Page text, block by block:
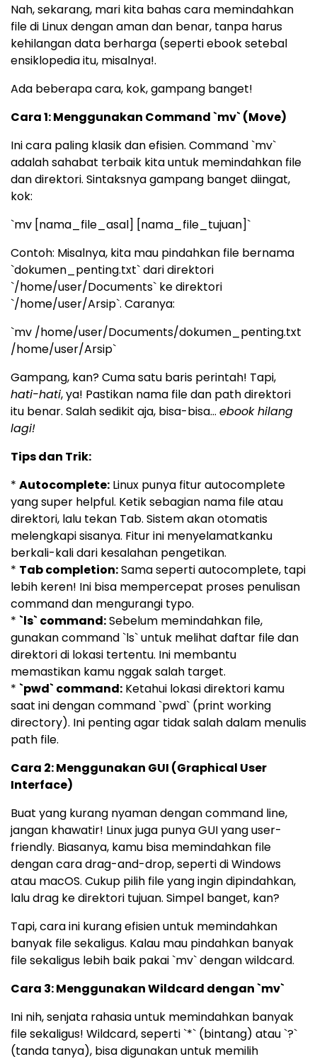
Nah, sekarang, mari kita bahas cara memindahkan
file di Linux dengan aman dan benar, tanpa harus
kehilangan data berharga (seperti ebook setebal
ensiklopedia itu, misalnya!.
Ada beberapa cara, kok, gampang banget!
Cara 1: Menggunakan Command `mv` (Move)
Ini cara paling klasik dan efisien. Command `mv`
adalah sahabat terbaik kita untuk memindahkan file
dan direktori. Sintaksnya gampang banget diingat,
kok:
`mv [nama_file_asal] [nama_file_tujuan]`
Contoh: Misalnya, kita mau pindahkan file bernama
`dokumen_penting.txt` dari direktori
`/home/user/Documents` ke direktori
`/home/user/Arsip`. Caranya:
`mv /home/user/Documents/dokumen_penting.txt
/home/user/Arsip`
Gampang, kan? Cuma satu baris perintah! Tapi,
hati-hati, ya! Pastikan nama file dan path direktori
itu benar. Salah sedikit aja, bisa-bisa… ebook hilang
lagi!
Tips dan Trik:
* Autocomplete: Linux punya fitur autocomplete
yang super helpful. Ketik sebagian nama file atau
direktori, lalu tekan Tab. Sistem akan otomatis
melengkapi sisanya. Fitur ini menyelamatkanku
berkali-kali dari kesalahan pengetikan.
* Tab completion:Sama seperti autocomplete, tapi
lebih keren! Ini bisa mempercepat proses penulisan
command dan mengurangi typo.
* `ls` command:Sebelum memindahkan file,
gunakan command `ls` untuk melihat daftar file dan
direktori di lokasi tertentu. Ini membantu
memastikan kamu nggak salah target.
* `pwd` command: Ketahui lokasi direktori kamu
saat ini dengan command `pwd` (print working
directory). Ini penting agar tidak salah dalam menulis
path file.
Cara 2: Menggunakan GUI (Graphical User
Interface)
Buat yang kurang nyaman dengan command line,
jangan khawatir! Linux juga punya GUI yang user-
friendly. Biasanya, kamu bisa memindahkan file
dengan cara drag-and-drop, seperti di Windows
atau macOS. Cukup pilih file yang ingin dipindahkan,
lalu drag ke direktori tujuan. Simpel banget, kan?
Tapi, cara ini kurang efisien untuk memindahkan
banyak file sekaligus. Kalau mau pindahkan banyak
file sekaligus lebih baik pakai `mv` dengan wildcard.
Cara 3: Menggunakan Wildcard dengan `mv`
Ini nih, senjata rahasia untuk memindahkan banyak
file sekaligus! Wildcard, seperti `*` (bintang) atau `?`
(tanda tanya), bisa digunakan untuk memilih